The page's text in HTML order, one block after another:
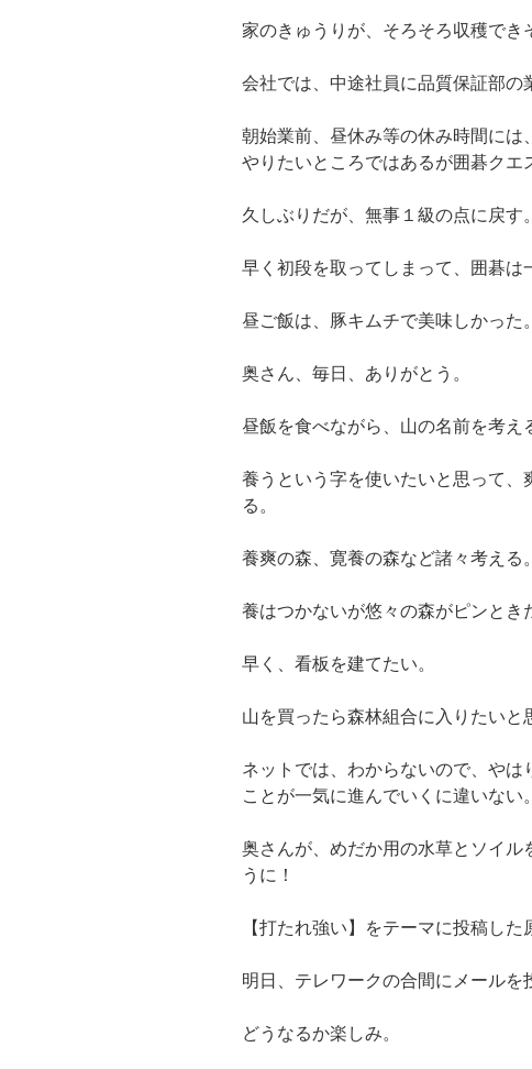
家のきゅうりが、そろそろ収穫でき
会社では、中途社員に品質保証部の
朝始業前、昼休み等の休み時間には
やりたいところではあるが囲碁クエ
久しぶりだが、無事１級の点に戻す。
早く初段を取ってしまって、囲碁は
昼ご飯は、豚キムチで美味しかった。
奥さん、毎日、ありがとう。
昼飯を食べながら、山の名前を考え
養うという字を使いたいと思って
る。
養爽の森、寛養の森など諸々考える。
養はつかないが悠々の森がピンとき
早く、看板を建てたい。
山を買ったら森林組合に入りたいと
ネットでは、わからないので、や
ことが一気に進んでいくに違いない。
奥さんが、めだか用の水草とソイル
うに！
【打たれ強い】をテーマに投稿した
明日、テレワークの合間にメールを
どうなるか楽しみ。